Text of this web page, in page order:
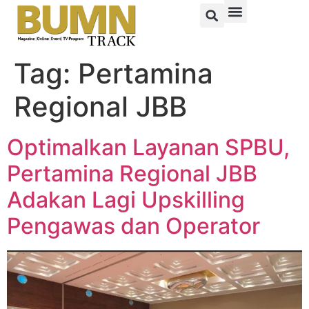
Tag: Pertamina
Regional JBB
Optimalkan Layanan SPBU,
Pertamina Regional JBB
Adakan Lagi Upskilling
Pengawas dan Operator